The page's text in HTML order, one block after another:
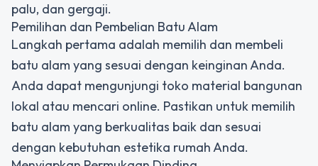
palu, dan gergaji.
Pemilihan dan Pembelian Batu Alam
Langkah pertama adalah memilih dan membeli
batu alam yang sesuai dengan keinginan Anda.
Anda dapat mengunjungi toko material bangunan
lokal atau mencari online. Pastikan untuk memilih
batu alam yang berkualitas baik dan sesuai
dengan kebutuhan estetika rumah Anda.